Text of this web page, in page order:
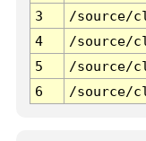
3 /source/
4
/source/
5
/source/
6
/source/